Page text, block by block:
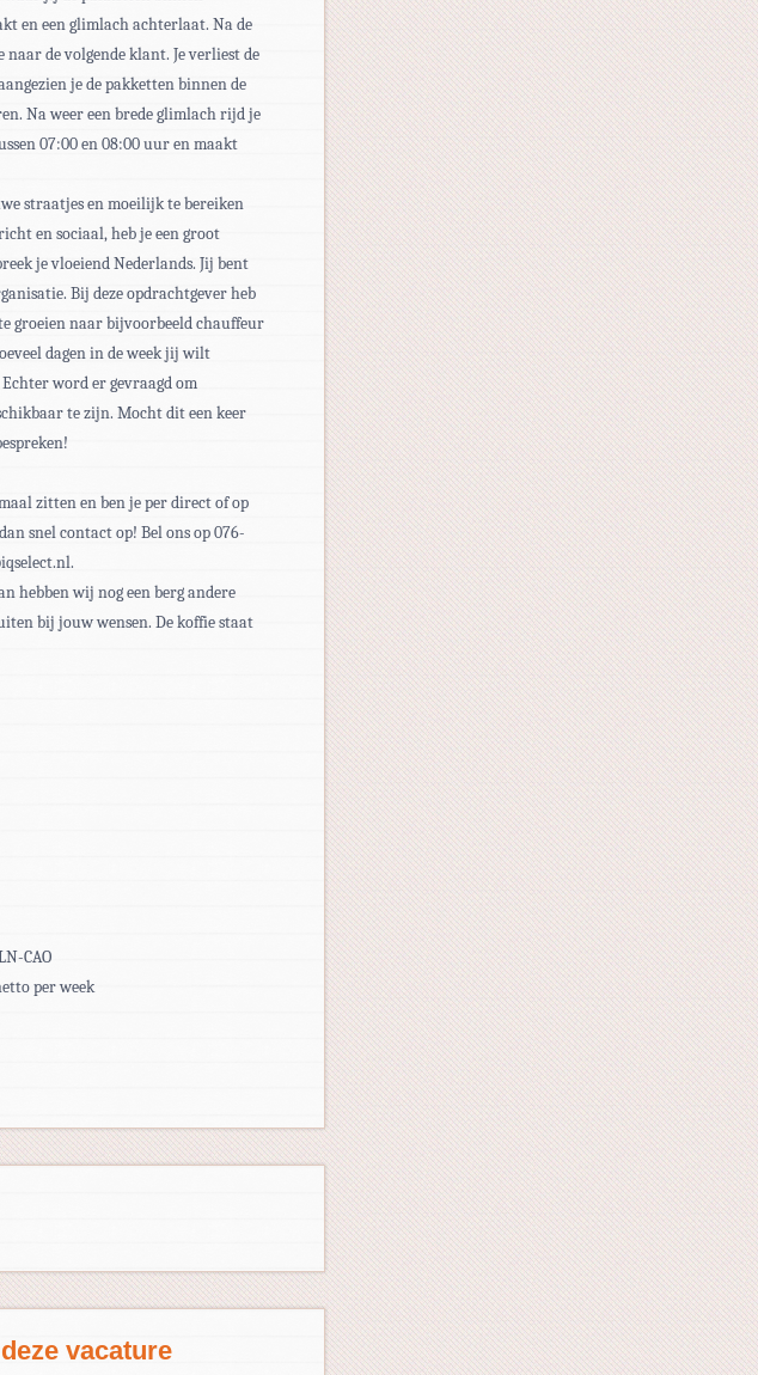
en een glimlach achterlaat. Na de
de volgende klant. Je verliest de
je de pakketten binnen de
Na weer een brede glimlach rijd je
07:00 en 08:00 uur en maakt
straatjes en moeilijk te bereiken
en sociaal, heb je een groot
je vloeiend Nederlands. Jij bent
Bij deze opdrachtgever heb
groeien naar bijvoorbeeld chauffeur
dagen in de week jij wilt
word er gevraagd om
te zijn. Mocht dit een keer
zitten en ben je per direct of op
snel contact op! Bel ons op 076-
hebben wij nog een berg andere
bij jouw wensen. De koffie staat
CAO
per week
vacature